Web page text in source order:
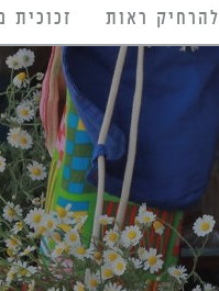
להרחיק ראות זכוכית